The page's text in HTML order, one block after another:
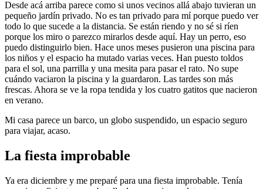
Desde acá arriba parece como si unos vecinos allá abajo tuvieran un
pequeño jardín privado. No es tan privado para mí porque puedo ver
todo lo que sucede a la distancia. Se están riendo y no sé si ríen
porque los miro o parezco mirarlos desde aquí. Hay un perro, eso
puedo distinguirlo bien. Hace unos meses pusieron una piscina para
los niños y el espacio ha mutado varias veces. Han puesto toldos
para el sol, una parrilla y una mesita para pasar el rato. No supe
cuándo vaciaron la piscina y la guardaron. Las tardes son más
frescas. Ahora se ve la ropa tendida y los cuatro gatitos que nacieron
en verano.
Mi casa parece un barco, un globo suspendido, un espacio seguro
para viajar, acaso.
La fiesta improbable
Ya era diciembre y me preparé para una fiesta improbable. Tenía